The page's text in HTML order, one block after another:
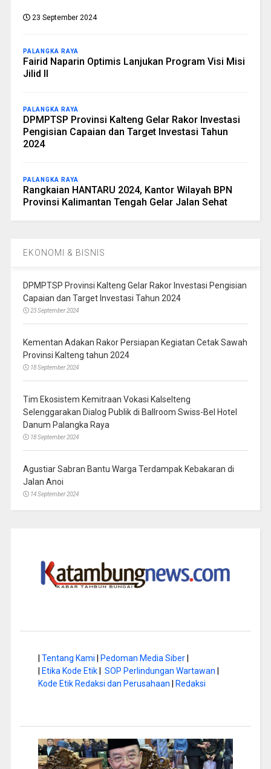
23 September 2024
PALANGKA RAYA
Fairid Naparin Optimis Lanjukan Program Visi Misi
Jilid II
PALANGKA RAYA
DPMPTSP Provinsi Kalteng Gelar Rakor Investasi
Pengisian Capaian dan Target Investasi Tahun
2024
PALANGKA RAYA
Rangkaian HANTARU 2024, Kantor Wilayah BPN
Provinsi Kalimantan Tengah Gelar Jalan Sehat
EKONOMI & BISNIS
DPMPTSP Provinsi Kalteng Gelar Rakor Investasi Pengisian
Capaian dan Target Investasi Tahun 2024
23 September 2024
Kementan Adakan Rakor Persiapan Kegiatan Cetak Sawah
Provinsi Kalteng tahun 2024
18 September 2024
Tim Ekosistem Kemitraan Vokasi Kalselteng
Selenggarakan Dialog Publik di Ballroom Swiss-Bel Hotel
Danum Palangka Raya
18 September 2024
Agustiar Sabran Bantu Warga Terdampak Kebakaran di
Jalan Anoi
14 September 2024
Tentang Kami Pedoman Media Siber|
Etika Kode Etik| SOP Perlindungan Wartawan
Kode Etik Redaksi dan Perusahaan
Redaksi